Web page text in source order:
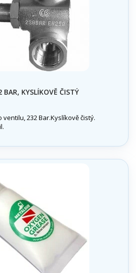
KYSLÍKOVĚ ČISTÝ
232 Bar.Kyslíkově čistý.